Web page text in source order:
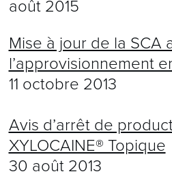
août 2015
Mise à jour de la SCA
l’approvisionnement
11 octobre 2013
Avis d’arrêt de
XYLOCAINE® Topique
30 août 2013